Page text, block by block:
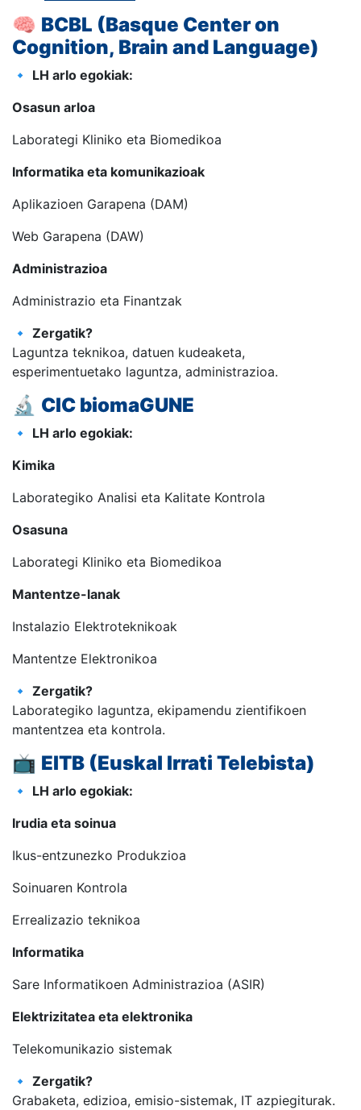
🧠 BCBL (Basque Center on
Cognition, Brain and Language)
🔹
LH arlo egokiak:
Osasun arloa
Laborategi Kliniko eta Biomedikoa
Informatika eta komunikazioak
Aplikazioen Garapena (DAM)
Web Garapena (DAW)
Administrazioa
Administrazio eta Finantzak
🔹 Zergatik?
Laguntza teknikoa, datuen kudeaketa,
esperimentuetako laguntza, administrazioa.
🔬 CIC biomaGUNE
🔹
LH arlo egokiak:
Kimika
Laborategiko Analisi eta Kalitate Kontrola
Osasuna
Laborategi Kliniko eta Biomedikoa
Mantentze-lanak
Instalazio Elektroteknikoak
Mantentze Elektronikoa
🔹 Zergatik?
Laborategiko laguntza, ekipamendu zientifikoen
mantentzea eta kontrola.
📺 EITB (Euskal Irrati Telebista)
🔹
LH arlo egokiak:
Irudia eta soinua
Ikus-entzunezko Produkzioa
Soinuaren Kontrola
Errealizazio teknikoa
Informatika
Sare Informatikoen Administrazioa (ASIR)
Elektrizitatea eta elektronika
Telekomunikazio sistemak
🔹 Zergatik?
Grabaketa, edizioa, emisio-sistemak, IT azpiegiturak.